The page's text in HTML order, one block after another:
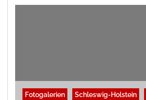
Fotogalerien Schleswig-Holstein